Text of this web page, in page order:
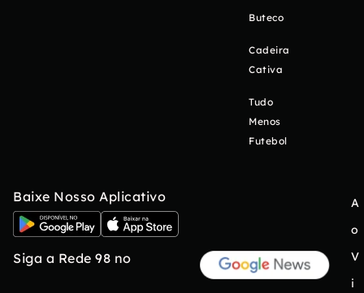
Buteco
Cadeira
Cativa
Tudo
Menos
Futebol
Baixe Nosso Aplicativo
Siga a Rede 98 no
A
o
V
i